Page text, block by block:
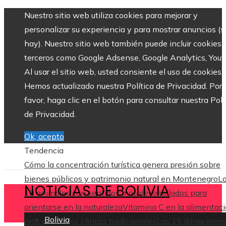
Nuestro sitio web utiliza cookies para mejorar y
personalizar su experiencia y para mostrar anuncios
hay). Nuestro sitio web también puede incluir cookies
terceros como Google Adsense, Google Analytics,
Al usar el sitio web, usted consiente el uso de cookies.
Hemos actualizado nuestra Política de Privacidad. Por
favor, haga clic en el botón para consultar nuestra
de Privacidad.
Ok, acepto
Tendencia
Cómo la concentración turística genera presión sobre
bienes públicos y patrimonio natural en Montenegro
10 animales con sentidos más desarrollados para
orientarse en la naturalezaVitamina C en la
más allá de los cítricos tradicionales
Las 15 donaciones
NOTICIAS DE BOLIVIA
Bolivia